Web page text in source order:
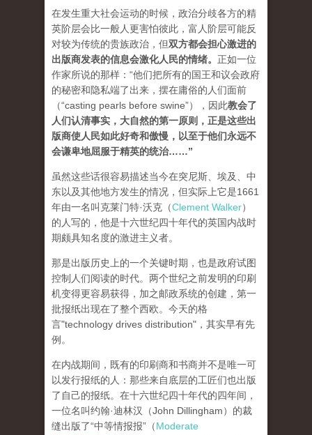
在发生重大社会运动的时候，政治分歧各方的精
英阶层会比一般人更害怕彼此，富人阶层可能反
对较为传统的贵族政治，但双方都会担心激进的
出版商发表的信息会激化人民的情绪。 正如一位
作家所说的那样：“他们把所有的国王和议会政府
的秘密和隐私端了出来，摆在庸俗的人们面前
（“casting pearls before swine”），因此教会了
人们认清事实，大自然的第一原则，正是这些出
版商使人民如此好奇和傲慢，以至于他们永远不
会谦卑地屈服于精英的统治……”
虽然这些话很容易描述当今在突尼斯、埃及、中
东以及其他地方发生的情况，但实际上它是1661
年由一名叫克莱门特·沃克（Clement Walker）
的人写的，他是十六世纪四十年代的英国内战时
期颇具知名度的激进主义者。
那是出版历史上的一个关键时期，也是政府试图
控制人们阅读的时代。两个世纪之前发明的印刷
机变得更容易获得，加之邮政系统的创建，第一
批报纸出现在了整个西欧。今天的格
言"technology drives dis­tribution"，其实早有先
例。
在内战期间，既有的印刷商和书商并不是唯一可
以发行报纸的人：那些来自底层的工匠们也出版
了自己的报纸。在十六世纪四十年代的四年间，
一位名叫约翰·迪林汉（John Dillingham）的裁
缝出版了“中等情报报”（Moderate